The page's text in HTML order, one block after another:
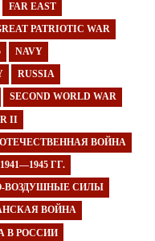
FAR EAST
PATRIOTIC WAR
NAVY
RUSSIA
SECOND WORLD WAR
II
ВОЙНА
ГГ.
ВОЗДУШНЫЕ СИЛЫ
ВОЙНА
В РОССИИ